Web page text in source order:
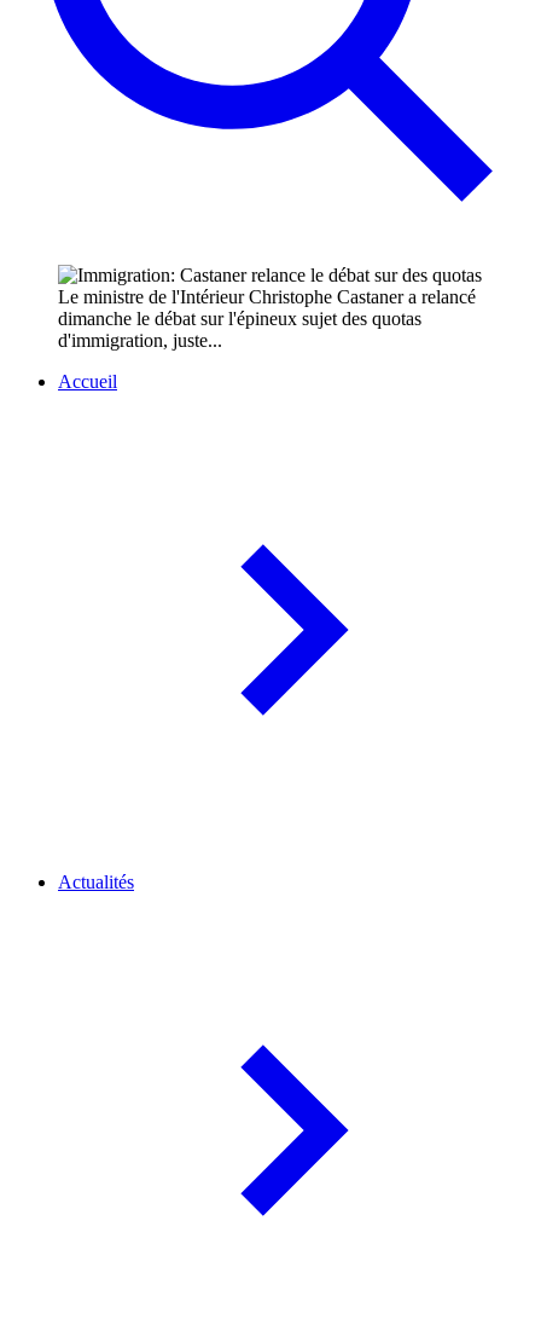
Le ministre de l'Intérieur Christophe Castaner a relancé
dimanche le débat sur l'épineux sujet des quotas
d'immigration, juste...
Accueil
Actualités